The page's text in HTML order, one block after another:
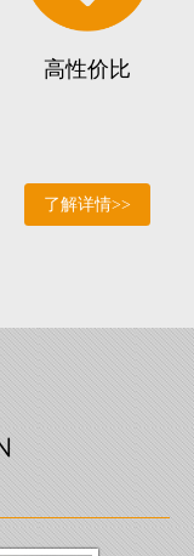
高性价比
了解详情>>